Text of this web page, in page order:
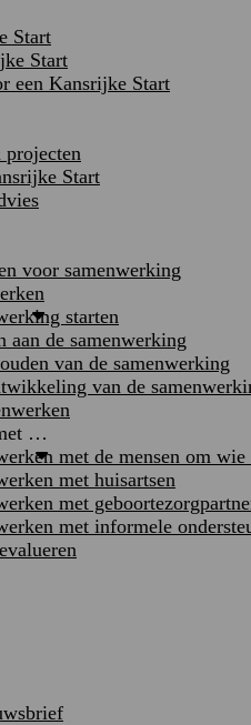
Start
Start
een Kansrijke Start
projecten
Start
voor samenwerking
starten
aan de samenwerking
van de samenwerking
van de
…
met de mensen om wie
met huisartsen
met
met informele